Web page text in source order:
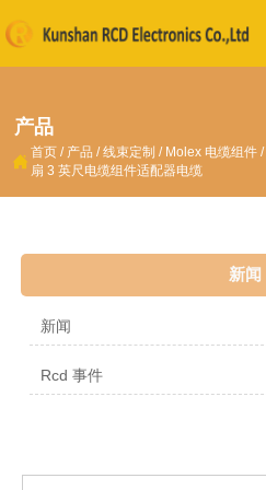
产品
 首页 / 产品 /线束定制 / Molex 电缆组件 /
扇 3 英尺电缆组件适配器电缆
新闻
新闻
Rcd 事件